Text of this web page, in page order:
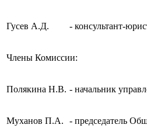
Гусев А.Д. - консультант-
Члены Комиссии:
Полякина Н.В. - начальник
Муханов П.А. - председатель